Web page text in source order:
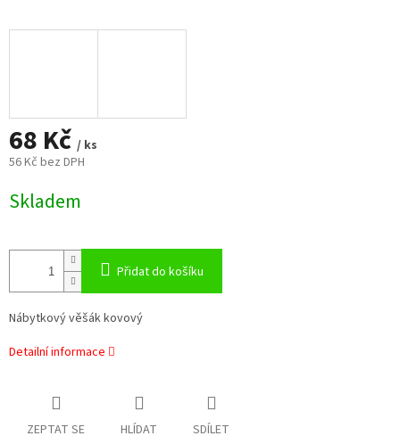
68 Kč / ks
56 Kč bez DPH
cena:
Skladem
Přidat do košíku
Nábytkový věšák kovový
Detailní informace
ZEPTAT SE HLÍDAT SDÍLET